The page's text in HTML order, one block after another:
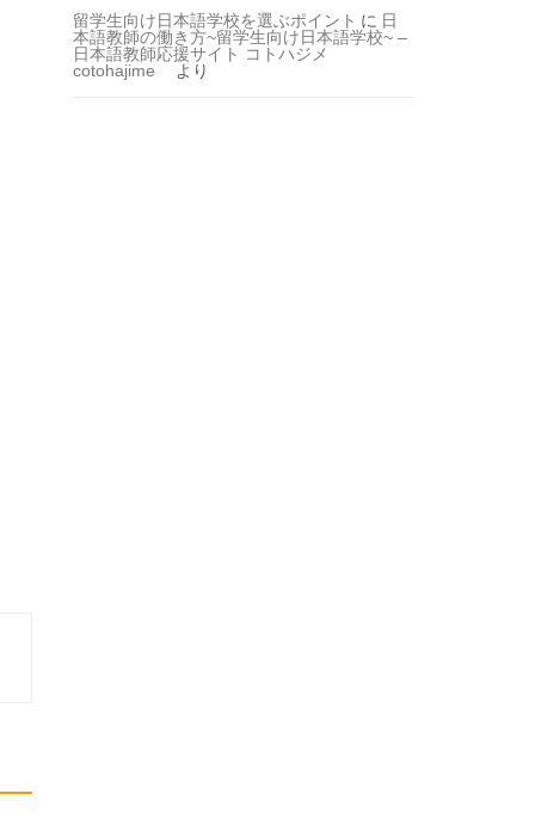
留学生向け日本語学校を選ぶポイント に 日
本語教師の働き方~留学生向け日本語学校~ –
日本語教師応援サイト コトハジメ
cotohajime
より